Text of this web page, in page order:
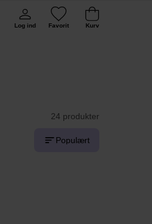
Log ind Favorit Kurv
24 produkter
Populært